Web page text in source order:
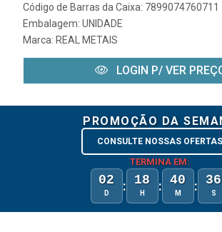
Código de Barras da Caixa: 7899074760711
Embalagem: UNIDADE
Marca: REAL METAIS
LOGIN P/ VER
PROMOÇÃO DA
CONSULTE NOSSAS OFERTAS
TERMINA EM:
02
D : 18
H : 40
M : 36
S